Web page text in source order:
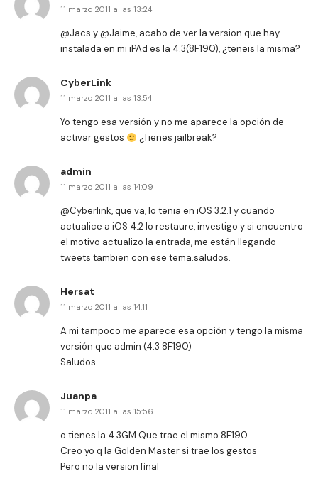
11 marzo 2011 a las 13:24
@Jacs y @Jaime, acabo de ver la version que hay
instalada en mi iPAd es la 4.3(8F190), ¿teneis la misma?
CyberLink
11 marzo 2011 a las 13:54
Yo tengo esa versión y no me aparece la opción de
activar gestos
¿Tienes jailbreak?
admin
11 marzo 2011 a las 14:09
@Cyberlink, que va, lo tenia en iOS 3.2.1 y cuando
actualice a iOS 4.2 lo restaure, investigo y si encuentro
el motivo actualizo la entrada, me están llegando
tweets tambien con ese tema.saludos.
Hersat
11 marzo 2011 a las 14:11
A mi tampoco me aparece esa opción y tengo la misma
versión que admin (4.3 8F190)
Saludos
Juanpa
11 marzo 2011 a las 15:56
o tienes la 4.3GM Que trae el mismo 8F190
Creo yo q la Golden Master si trae los gestos
Pero no la version final